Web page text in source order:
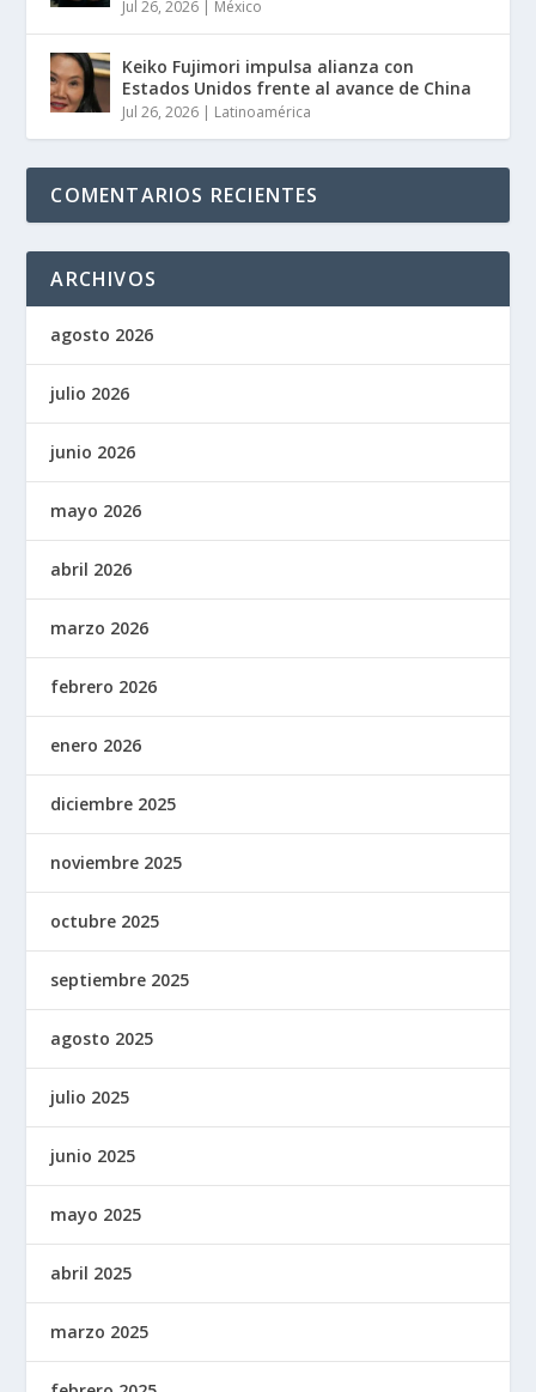
Jul 26, 2026 | México
Keiko Fujimori impulsa alianza con
Estados Unidos frente al avance de China
Jul 26, 2026 | Latinoamérica
COMENTARIOS RECIENTES
ARCHIVOS
agosto 2026
julio 2026
junio 2026
mayo 2026
abril 2026
marzo 2026
febrero 2026
enero 2026
diciembre 2025
noviembre 2025
octubre 2025
septiembre 2025
agosto 2025
julio 2025
junio 2025
mayo 2025
abril 2025
marzo 2025